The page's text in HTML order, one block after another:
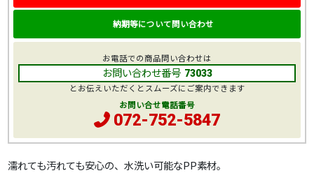
濡れても汚れても安心の、水洗い可能なPP素材。
納期等について問い合わせ
お電話での商品問い合わせは
お問い合わせ番号 73033
とお伝えいただくとスムーズにご案内できます
お問い合せ電話番号
072-752-5847